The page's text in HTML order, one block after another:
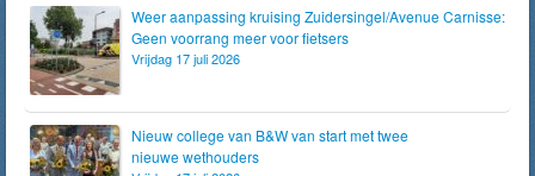
Weer aanpassing kruising Zuidersingel/Avenue Carnisse:
Geen voorrang meer voor fietsers
Vrijdag 17 juli 2026
Nieuw college van B&W van start met twee
nieuwe wethouders